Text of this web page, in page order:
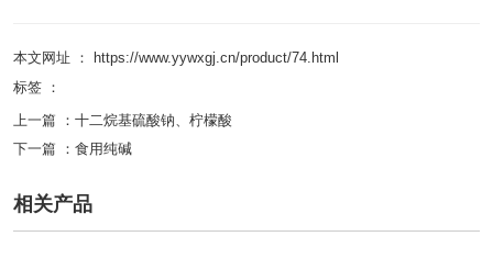
本文网址 ： https://www.yywxgj.cn/product/74.html
标签 ：
上一篇 ： 十二烷基硫酸钠、柠檬酸
下一篇 ： 食用纯碱
相关产品